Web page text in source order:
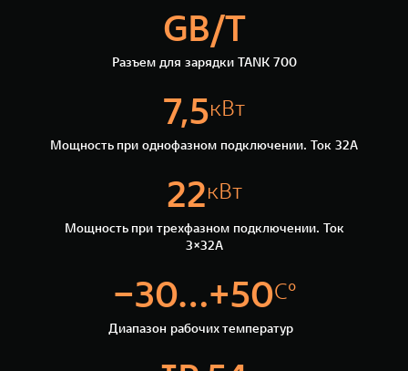
GB/T
Разъем для зарядки TANK 700
7,5кВт
Мощность при однофазном подключении. Ток 32А
22кВт
Мощность при трехфазном подключении. Ток
3×32А
−30...+50С°
Диапазон рабочих температур